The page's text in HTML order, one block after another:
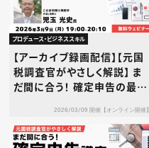
プロデュース・ビジネススキル
【アーカイブ録画配信】【元国
税調査官がやさしく解説】 ま
だ間に合う！ 確定申告の最終
ト解説講座2026/03/09 開催【オンライン開催】